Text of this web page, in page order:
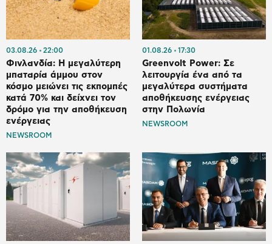
03.08.26 22:00
Φινλανδία: Η μεγαλύτερη
μπαταρία άμμου στον
κόσμο μειώνει τις εκπομπές
κατά 70% και δείχνει τον
δρόμο για την αποθήκευση
ενέργειας
NEWSROOM
01.08.26 17:30
Greenvolt Power: Σε
λειτουργία ένα από τα
μεγαλύτερα συστήματα
αποθήκευσης ενέργειας
στην Πολωνία
NEWSROOM